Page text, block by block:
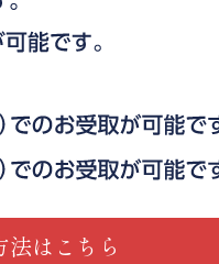
法はこちら